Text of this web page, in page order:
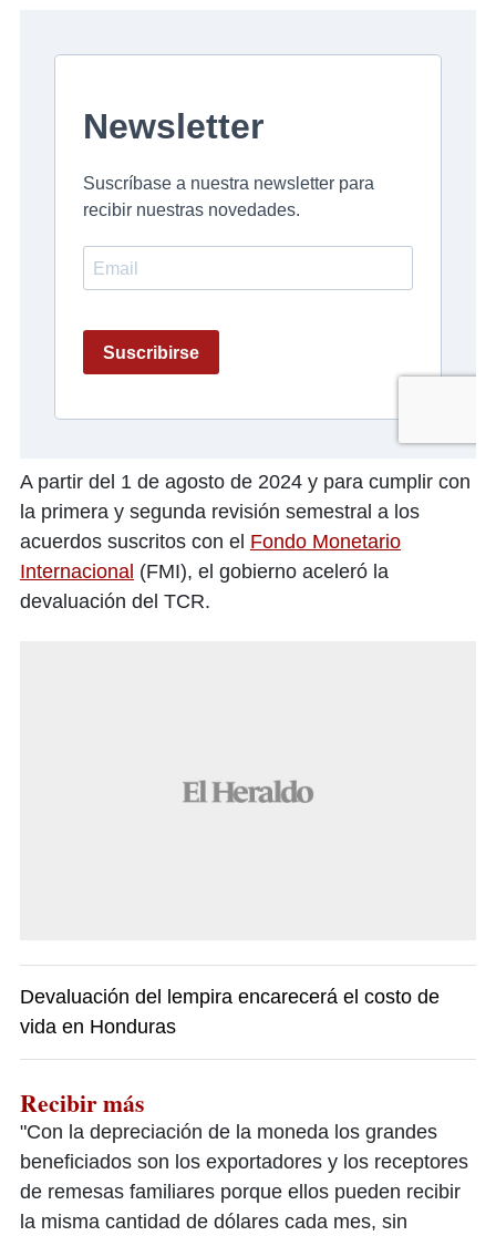
A partir del 1 de agosto de 2024 y para cumplir con
la primera y segunda revisión semestral a los
acuerdos suscritos con el Fondo Monetario
Internacional (FMI), el gobierno aceleró la
devaluación del TCR.
Devaluación del lempira encarecerá el costo de
vida en Honduras
Recibir más
"Con la depreciación de la moneda los grandes
beneficiados son los exportadores y los receptores
de remesas familiares porque ellos pueden recibir
la misma cantidad de dólares cada mes, sin